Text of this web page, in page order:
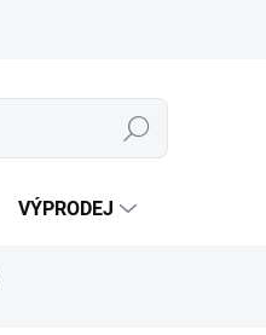
Hledat
VÝPRODEJ